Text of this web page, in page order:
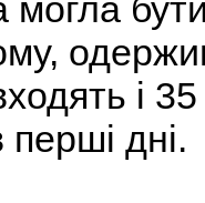
могла
і 35
дні.